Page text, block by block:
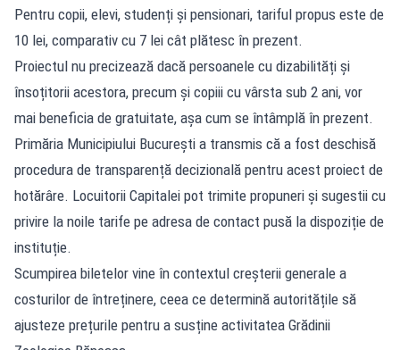
Pentru copii, elevi, studenți și pensionari, tariful propus este de
10 lei, comparativ cu 7 lei cât plătesc în prezent.
Proiectul nu precizează dacă persoanele cu dizabilități și
însoțitorii acestora, precum și copiii cu vârsta sub 2 ani, vor
mai beneficia de gratuitate, așa cum se întâmplă în prezent.
Primăria Municipiului București a transmis că a fost deschisă
procedura de transparență decizională pentru acest proiect de
hotărâre. Locuitorii Capitalei pot trimite propuneri și sugestii cu
privire la noile tarife pe adresa de contact pusă la dispoziție de
instituție.
Scumpirea biletelor vine în contextul creșterii generale a
costurilor de întreținere, ceea ce determină autoritățile să
ajusteze prețurile pentru a susține activitatea Grădinii